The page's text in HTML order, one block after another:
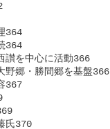
中心に活動366
・勝間郷を基盤366
370